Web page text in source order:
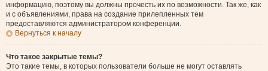
информацию, поэтому вы должны прочесть их по возможности. Так же, как
и с объявлениями, права на создание прилепленных тем
предоставляются администратором конференции.
Вернуться к началу
Что такое закрытые темы?
Это такие темы, в которых пользователи больше не могут оставлять